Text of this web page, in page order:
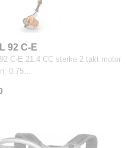
92 C-E
92 C-E 21.4 CC sterke 2 takt motor
0.75…